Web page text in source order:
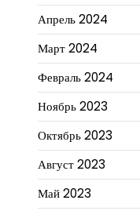
Апрель 2024
Март 2024
Февраль 2024
Ноябрь 2023
Октябрь 2023
Август 2023
Май 2023